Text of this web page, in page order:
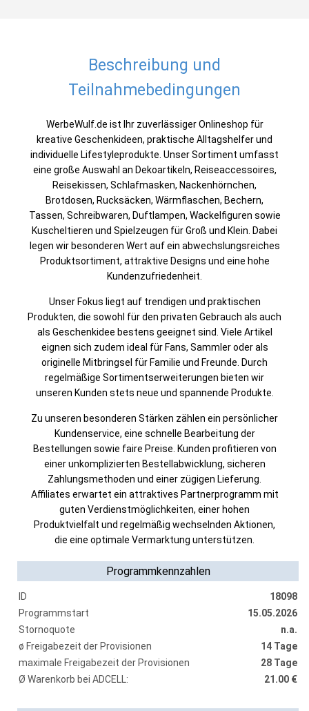
Beschreibung und
Teilnahmebedingungen
WerbeWulf.de ist Ihr zuverlässiger Onlineshop für
kreative Geschenkideen, praktische Alltagshelfer und
individuelle Lifestyleprodukte. Unser Sortiment umfasst
eine große Auswahl an Dekoartikeln, Reiseaccessoires,
Reisekissen, Schlafmasken, Nackenhörnchen,
Brotdosen, Rucksäcken, Wärmflaschen, Bechern,
Tassen, Schreibwaren, Duftlampen, Wackelfiguren sowie
Kuscheltieren und Spielzeugen für Groß und Klein. Dabei
legen wir besonderen Wert auf ein abwechslungsreiches
Produktsortiment, attraktive Designs und eine hohe
Kundenzufriedenheit.
Unser Fokus liegt auf trendigen und praktischen
Produkten, die sowohl für den privaten Gebrauch als auch
als Geschenkidee bestens geeignet sind. Viele Artikel
eignen sich zudem ideal für Fans, Sammler oder als
originelle Mitbringsel für Familie und Freunde. Durch
regelmäßige Sortimentserweiterungen bieten wir
unseren Kunden stets neue und spannende Produkte.
Zu unseren besonderen Stärken zählen ein persönlicher
Kundenservice, eine schnelle Bearbeitung der
Bestellungen sowie faire Preise. Kunden profitieren von
einer unkomplizierten Bestellabwicklung, sicheren
Zahlungsmethoden und einer zügigen Lieferung.
Affiliates erwartet ein attraktives Partnerprogramm mit
guten Verdienstmöglichkeiten, einer hohen
Produktvielfalt und regelmäßig wechselnden Aktionen,
die eine optimale Vermarktung unterstützen.
Programmkennzahlen
ID
18098
Programmstart
15.05.2026
Stornoquote
n.a.
ø Freigabezeit der Provisionen
14 Tage
maximale Freigabezeit der Provisionen
28 Tage
Ø Warenkorb bei ADCELL:
21.00 €